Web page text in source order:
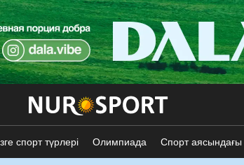
спорт түрлері Олимпиада Спорт